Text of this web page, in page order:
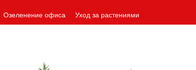
Озеленение офиса Уход за растениями